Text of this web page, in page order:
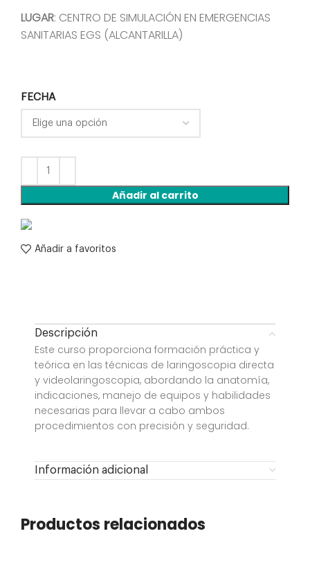
LUGAR: CENTRO DE SIMULACIÓN EN EMERGENCIAS
SANITARIAS EGS (ALCANTARILLA)
FECHA
Añadir al carrito
Añadir a favoritos
Descripción
Este curso proporciona formación práctica y
teórica en las técnicas de laringoscopia directa
y videolaringoscopia, abordando la anatomía,
indicaciones, manejo de equipos y habilidades
necesarias para llevar a cabo ambos
procedimientos con precisión y seguridad.
Información adicional
Productos relacionados